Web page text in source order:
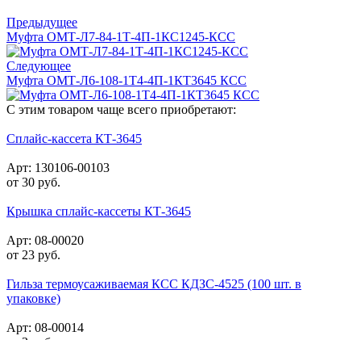
Предыдущее
Муфта ОМТ-Л7-84-1Т-4П-1КС1245-КСС
Следующее
Муфта ОМТ-Л6-108-1Т4-4П-1КТ3645 КСС
С этим товаром чаще всего приобретают:
Сплайс-кассета КТ-3645
Арт: 130106-00103
от 30 руб.
Крышка сплайс-кассеты КТ-3645
Арт: 08-00020
от 23 руб.
Гильза термоусаживаемая КСС КДЗС-4525 (100 шт. в
упаковке)
Арт: 08-00014